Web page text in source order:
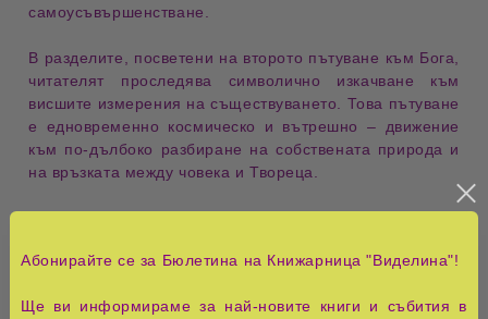
самоусъвършенстване
В разделите, посветени на второто пътуване към Бога
читателят проследява символично изкачване към
висшите измерения на съществуването. Това пътуване
е едновременно космическо и вътрешно – движение
към по-дълбоко разбиране на собствената природа и
на връзката между човека и Твореца.
енергията като основа на живота. Авторът предлага
Вселената, в която материята, духът и съзнанието са
Абонирайте се за Бюлетина на Книжарница "Виделина"!
Ще ви информираме за най-новите книги и събития в